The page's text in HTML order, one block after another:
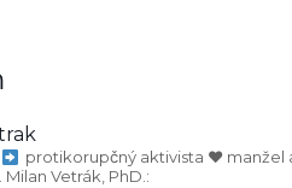
protikorupčný aktivista ♥️ manžel
Milan Vetrák, PhD.: